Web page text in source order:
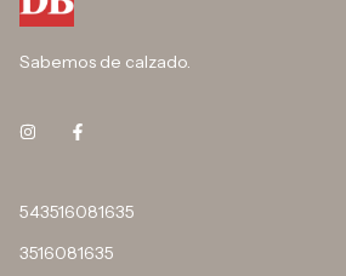
Sabemos de calzado.
543516081635
3516081635